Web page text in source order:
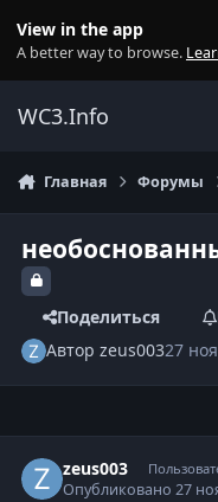
View in the app
A better way to browse.
WC3.Info
Главная Форумы
Поделиться
Авторzeus00327
zeus003
Опубликовано27